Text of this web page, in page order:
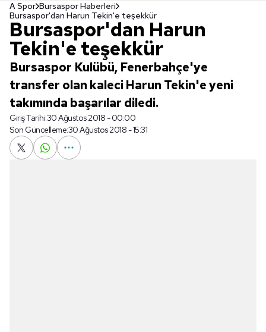
A Spor Bursaspor Haberleri
Bursaspor'dan Harun Tekin'e teşekkür
Bursaspor'dan Harun
Tekin'e teşekkür
Bursaspor Kulübü, Fenerbahçe'ye
transfer olan kaleci Harun Tekin'e yeni
takımında başarılar diledi.
Giriş Tarihi:30 Ağustos 2018 - 00:00
Son Güncelleme:30 Ağustos 2018 - 15:31